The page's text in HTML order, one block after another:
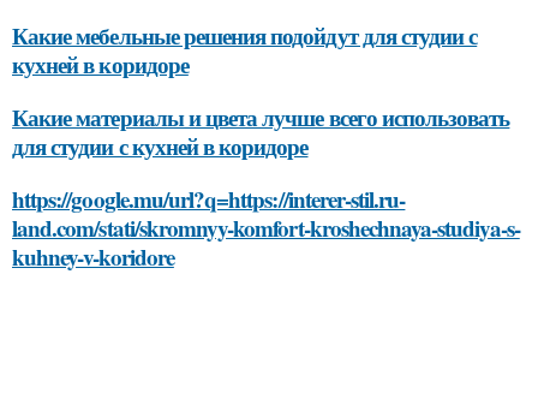
Какие мебельные решения подойдут для студии с
кухней в коридоре
Какие материалы и цвета лучше всего использовать
для студии с кухней в коридоре
https://google.mu/url?q=https://interer-stil.ru-
land.com/stati/skromnyy-komfort-kroshechnaya-studiya-s-
kuhney-v-koridore